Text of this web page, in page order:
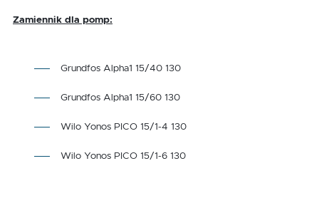
Zamiennik dla pomp:
Grundfos Alpha1 15/40 130
Grundfos Alpha1 15/60 130
Wilo Yonos PICO 15/1-4 130
Wilo Yonos PICO 15/1-6 130